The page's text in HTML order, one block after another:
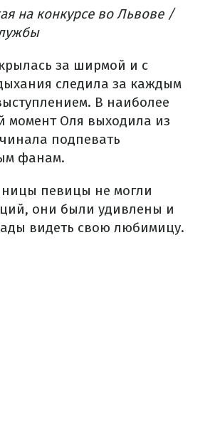
на конкурсе во Львове /
за ширмой и с
следила за каждым
В наиболее
момент Оля выходила из
подпевать
фанам.
певицы не могли
они были удивлены и
видеть свою любимицу.